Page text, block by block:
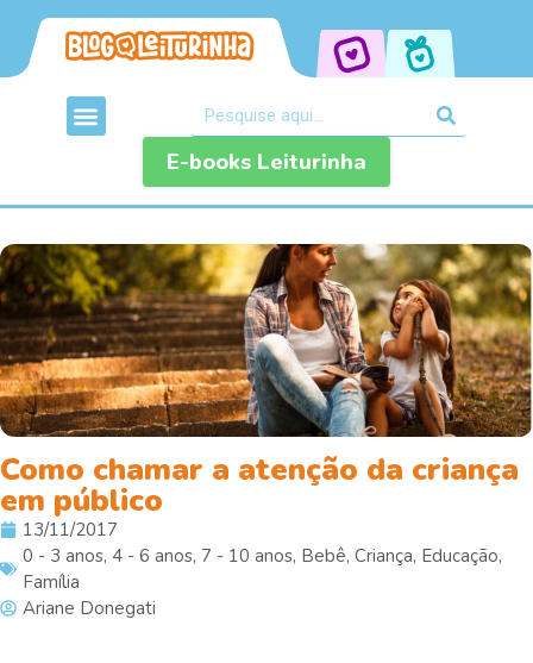
E-books Leiturinha
Como chamar a atenção da criança
em público
13/11/2017
0 - 3 anos, 4 - 6 anos, 7 - 10 anos, Bebê, Criança, Educação,
Família
Ariane Donegati